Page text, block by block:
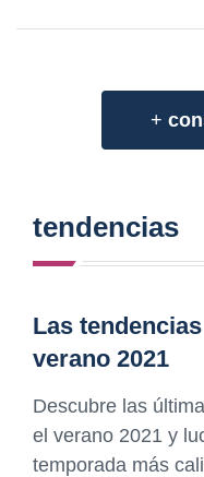
+
tendencias
Las
verano 2021
Descubre las
el verano 2021 y
temporada más